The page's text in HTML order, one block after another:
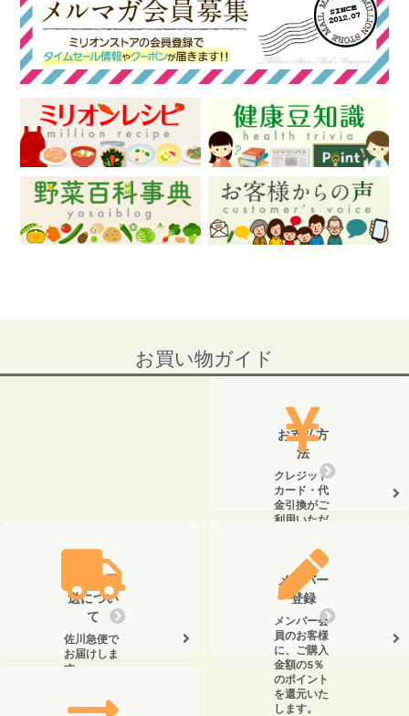
お買い物ガイド
お支払方
法
クレジット
カード・代
金引換がご
利用いただ
送料・配
送につい
て
佐川急便で
お届けしま
す。
メンバー
登録
メンバー会
員のお客様
に、ご購入
金額の5％
のポイント
を還元いた
します。